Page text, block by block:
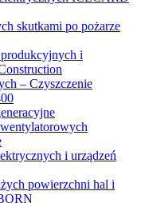
skutkami po pożarze
i
– Czyszczenie
i urządzeń
powierzchni hal i